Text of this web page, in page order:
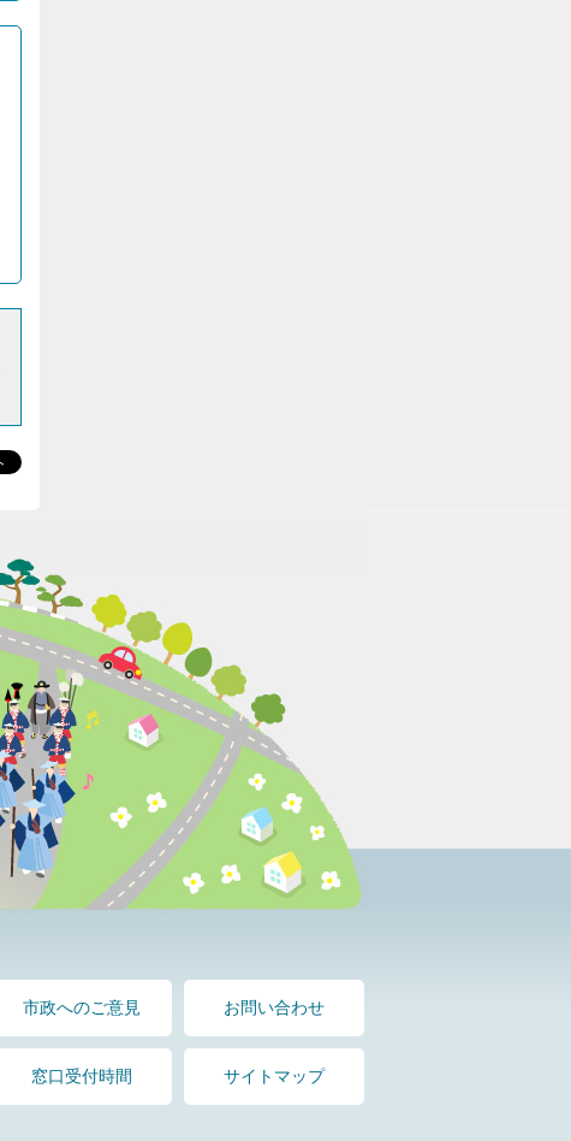
市政へのご意見 お問い合わせ
窓口受付時間 サイトマップ